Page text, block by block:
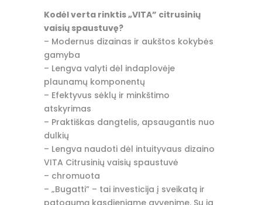
Kodėl verta rinktis „VITA” citrusinių
vaisių spaustuvę?
– Modernus dizainas ir aukštos kokybės
gamyba
– Lengva valyti dėl indaplovėje
plaunamų komponentų
– Efektyvus sėklų ir minkštimo
atskyrimas
– Praktiškas dangtelis, apsaugantis nuo
dulkių
– Lengva naudoti dėl intuityvaus dizaino
VITA Citrusinių vaisių spaustuvė
– chromuota
– „Bugatti” – tai investicija į sveikatą ir
patogumą kasdieniame gyvenime. Su ja